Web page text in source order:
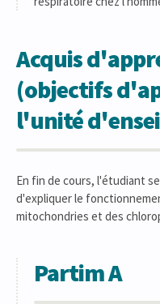
Acquis
(objectifs
l'unité
En fin de cours, l'étudiant
d'expliquer le
mitochondries et des
Partim A